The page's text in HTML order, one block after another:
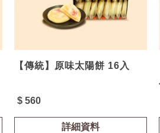
【傳統】原味太陽餅 16入
$ 560
詳細資料